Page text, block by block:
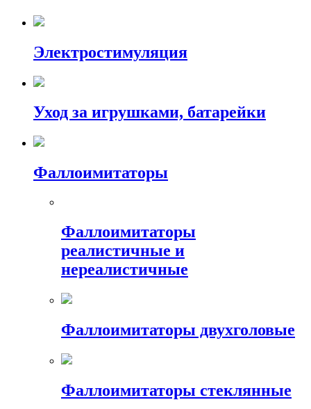
Электростимуляция
Уход за игрушками, батарейки
Фаллоимитаторы
Фаллоимитаторы
реалистичные и
нереалистичные
Фаллоимитаторы двухголовые
Фаллоимитаторы стеклянные